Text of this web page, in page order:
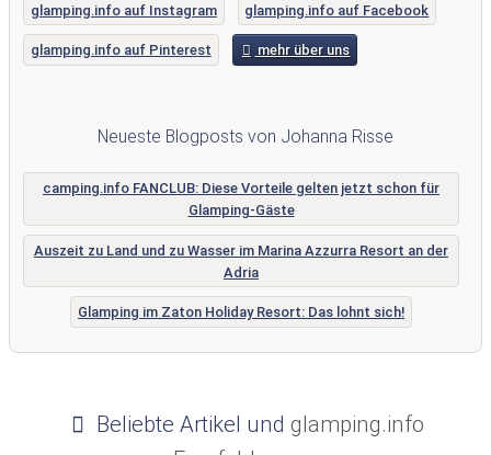
Beliebte Artikel undglamping.info
glamping.info auf Instagram glamping.info auf Facebook
glamping.info auf Pinterest mehr über uns
Neueste Blogposts von Johanna Risse
camping.info FANCLUB: Diese Vorteile gelten jetzt schon für
Glamping-Gäste
Auszeit zu Land und zu Wasser im Marina Azzurra Resort an der
Adria
Glamping im Zaton Holiday Resort: Das lohnt sich!